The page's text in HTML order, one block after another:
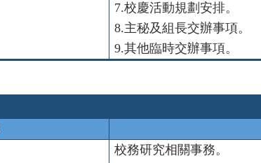
7.校慶活動規劃安排。
8.主秘及組長交辦事項。
9.其他臨時交辦事項。
校務研究相關事務。